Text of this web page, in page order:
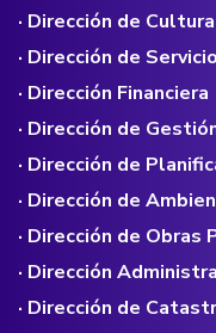
· Dirección de
· Dirección de
· Dirección Financiera
· Dirección de
· Dirección de
· Dirección de
· Dirección de Obras
· Dirección
· Dirección de